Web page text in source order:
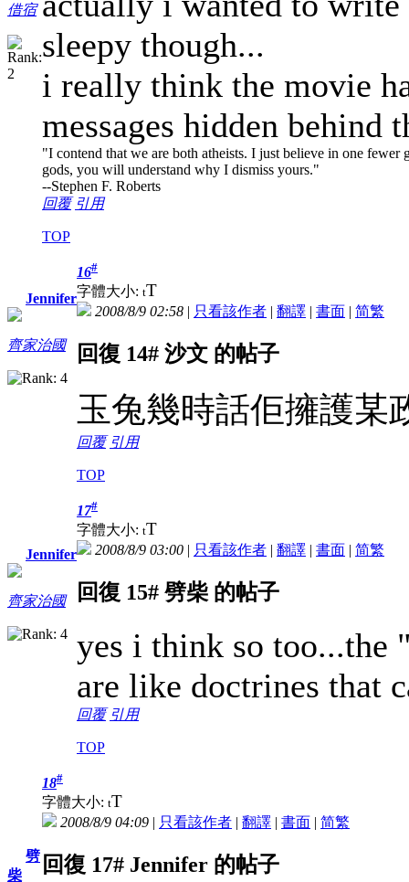
借宿
sleepy though...
i really think the movie
messages hidden behind
"I contend that we are both atheists. I just believe in one
gods, you will understand why I dismiss yours."
--Stephen F. Roberts
回覆 引用
TOP
Jennifer
齊家治國
16#
字體大小: tT
2008/8/9 02:58 | 只看該作者 | 翻譯 | 書面 | 简繁
回復 14# 沙文 的帖子
玉兔幾時話佢擁護某
回覆 引用
TOP
Jennifer
齊家治國
17#
字體大小: tT
2008/8/9 03:00 | 只看該作者 | 翻譯 | 書面 | 简繁
回復 15# 劈柴 的帖子
yes i think so
are like doctrines that
回覆 引用
TOP
劈
柴
18#
字體大小: tT
2008/8/9 04:09 | 只看該作者 | 翻譯 | 書面 | 简繁
回復 17# Jennifer 的帖子